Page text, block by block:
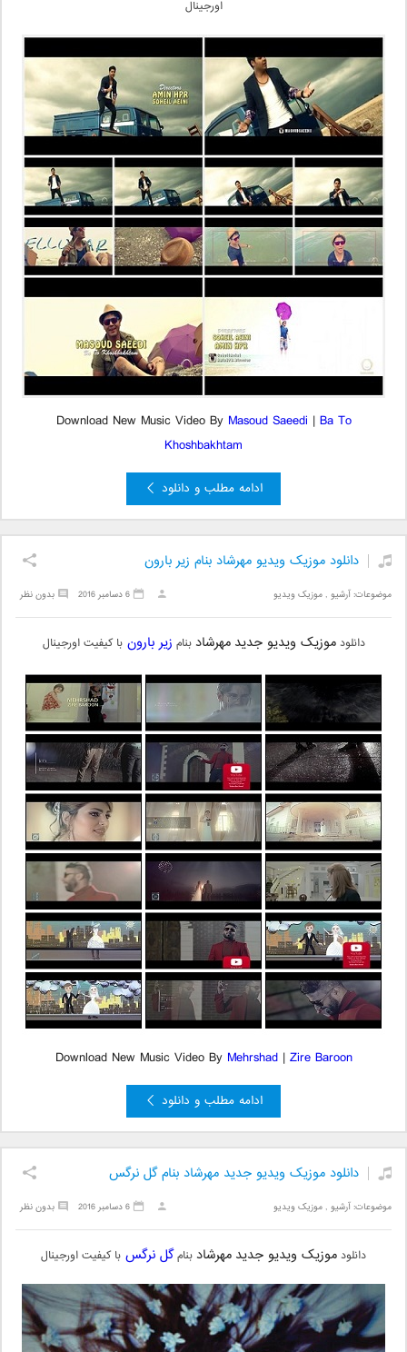
اورجینال
Download New Music Video By Masoud Saeedi | Ba To
Khoshbakhtam
ادامه مطلب و دانلود
دانلود موزیک ویدیو مهرشاد بنام زیر بارون
موضوعات:آرشیو ,موزیک ویدیو بدون نظر 6 دسامبر 2016
دانلودموزیک ویدیو جدید مهرشاد بنام زیر بارون با کیفیت اورجینال
Download New Music Video By Mehrshad| Zire Baroon
ادامه مطلب و دانلود
دانلود موزیک ویدیو جدید مهرشاد بنام گل نرگس
موضوعات:آرشیو ,موزیک ویدیو بدون نظر 6 دسامبر 2016
دانلودموزیک ویدیو جدید مهرشاد بنامگل نرگس با کیفیت اورجینال